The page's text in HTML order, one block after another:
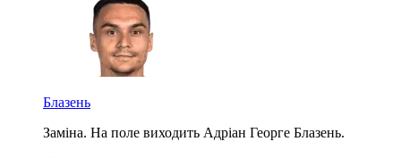
Блазень
Заміна. На поле виходить Адріан Георге Блазень.